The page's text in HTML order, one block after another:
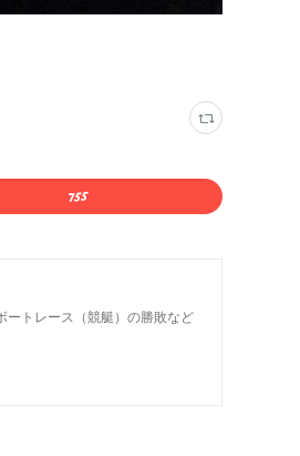
トレース（競艇）の勝敗など